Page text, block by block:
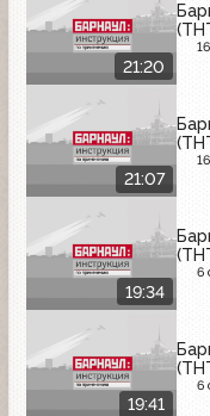
21:20
21:07
19:34
6
19:41
6